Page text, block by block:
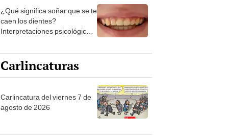
¿Qué significa soñar que se te
caen los dientes?
Interpretaciones psicológicas
Carlincaturas
Carlincatura del viernes 7 de
agosto de 2026